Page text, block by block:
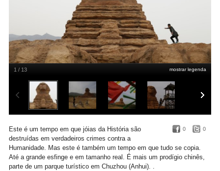
mostrar legenda
1 / 13
0 0
Este é um tempo em que jóias da História são
destruídas em verdadeiros crimes contra a
Humanidade. Mas este é também um tempo em que tudo se copia.
Até a grande esfinge e em tamanho real. É mais um prodígio chinês,
parte de um parque turístico em Chuzhou (Anhui). .